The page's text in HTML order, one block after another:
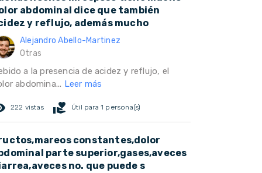
abdominal dice que también
y reflujo, además mucho
Alejandro Abello-Martinez
Otras
a la presencia de acidez y reflujo, el
abdomina... Leer más
222 vistas volunteer_activism Útil para 1 persona(s)
constantes,dolor
parte superior,gases,aveces
no. que puede s